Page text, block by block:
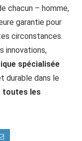
chacun – homme,
garantie pour
circonstances.
innovations,
spécialisée
durable dans le
toutes les